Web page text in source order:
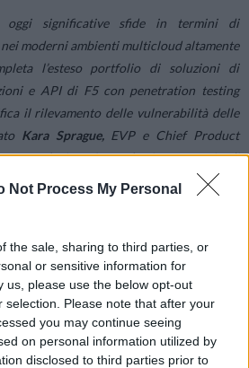
Not Process My Personal
the sale, sharing to third parties, or
or sensitive information for
us, please use the below opt-out
selection. Please note that after your
you may continue seeing
on personal information utilized by
disclosed to third parties prior to
oggi significative sfide in termini di
moderni ambienti multicloud altamente
l’esteso portfolio di soluzioni di
e API di F5 con penetration testing
il rilevamento delle vulnerabilità delle
Kara Sprague,EVP e Chief Product
soluzione è un ulteriore esempio di
notevolmente la protezione di qualsiasi
di nuove capacità automatizzate nei
A febbraio, F5 ha presentato la
più completa e AI-ready del settore,
di rilevamento delle vulnerabilità e di
sviluppo delle applicazioni.